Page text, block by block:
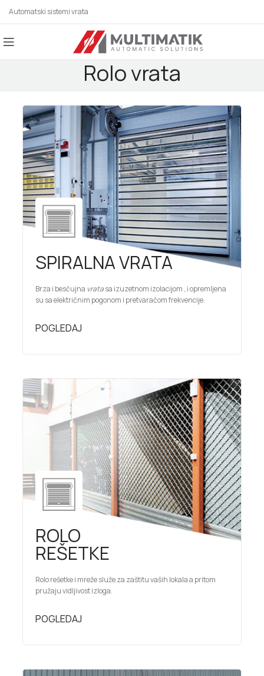
Automatski sistemi vrata
Rolo vrata
SPIRALNA VRATA
Brza i besčujna vratasa izuzetnom izolacijom , i opremljena
su sa električnim pogonom i pretvaračom frekvencije.
POGLEDAJ
ROLO
REŠETKE
Rolo rešetke i mreže služe za zaštitu vaših lokala a pritom
pružaju vidljivost izloga.
POGLEDAJ